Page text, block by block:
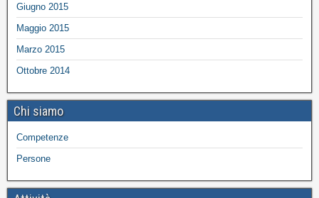
Giugno 2015
Maggio 2015
Marzo 2015
Ottobre 2014
Chi siamo
Competenze
Persone